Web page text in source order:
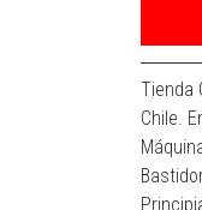
Tienda
Chile.